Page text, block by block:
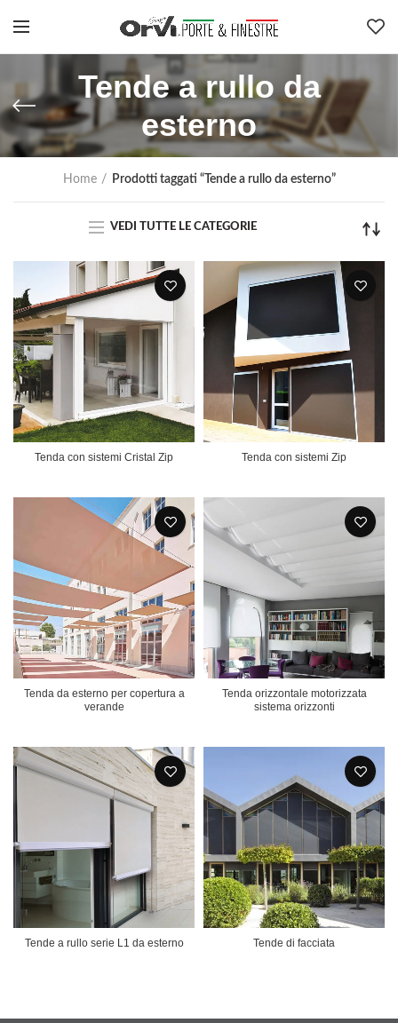
Tende a rullo da
esterno
Home Prodotti taggati “Tende a rullo da esterno”
VEDI TUTTE LE CATEGORIE
Tenda con sistemi Cristal Zip Tenda con sistemi Zip
Tenda da esterno per copertura a
verande
Tenda orizzontale motorizzata
sistema orizzonti
Tende a rullo serie L1 da esterno Tende di facciata